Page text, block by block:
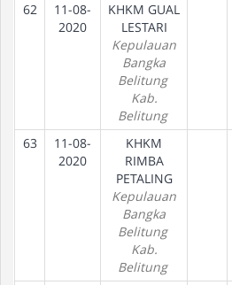
62
11-08-
2020
KHKM GUAL
LESTARI
Kepulauan
Bangka
Belitung
Kab.
Belitung
63
11-08-
2020
KHKM
RIMBA
PETALING
Kepulauan
Bangka
Belitung
Kab.
Belitung